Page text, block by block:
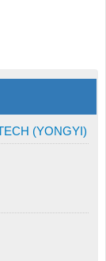
(YONGYI)